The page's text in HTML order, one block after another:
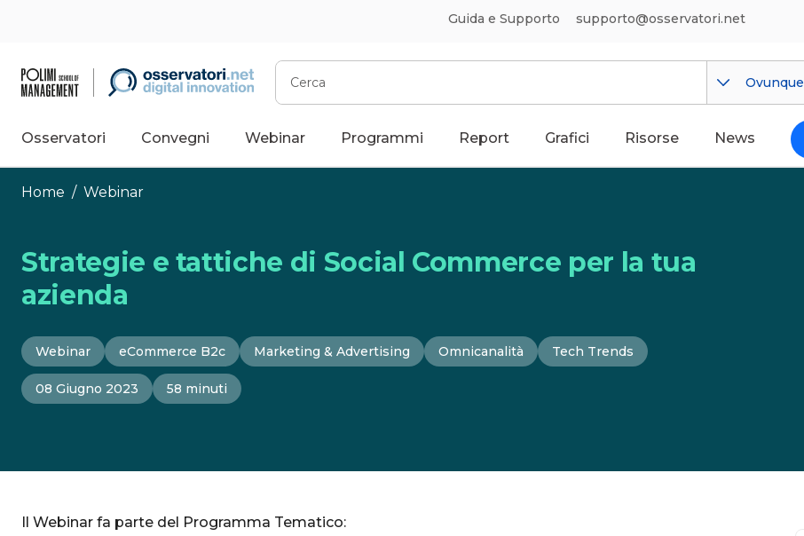
Guida e Supporto supporto@osservatori.net
Cerca
Ovunque
Osservatori Convegni Webinar Programmi Report Grafici Risorse News
Home / Webinar
Strategie e tattiche di Social Commerce per la tua
azienda
Webinar eCommerce B2c Marketing & Advertising Omnicanalità Tech Trends
08 Giugno 2023 58 minuti
Il Webinar fa parte del Programma Tematico: